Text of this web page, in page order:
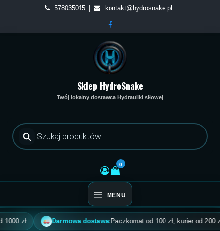
content
578035015 kontakt@hydrosnake.pl
Sklep HydroSnake
Twój lokalny dostawca Hydrauliki siłowej
Wyszukiwarka
produktów
0
MENU
zł Darmowa dostawa:Paczkomat od 100 zł, kurier od 200 zł,